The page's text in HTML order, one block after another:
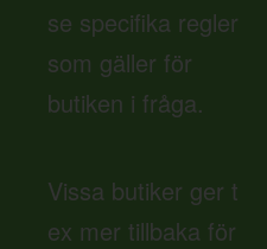
se specifika regler
som gäller för
butiken i fråga.
Vissa butiker ger t
ex mer tillbaka för